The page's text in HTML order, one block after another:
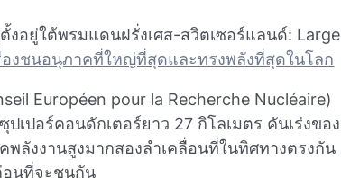
อยู่ใต้พรมแดนฝรั่งเศส-สวิตเซอร์แลนด์: Large
องชนอนุภาคที่ใหญ่ที่สุดและทรงพลังที่สุดในโลก
Européen pour la Recherche Nucléaire)
เปอร์คอนดักเตอร์ยาว 27 กิโลเมตร คันเร่งของ
ลังงานสูงมากสองลําเคลื่อนที่ในทิศทางตรงกัน
อนที่จะชนกัน